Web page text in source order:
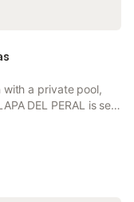
a private pool,
DEL PERAL is set
garden and free
at the holiday